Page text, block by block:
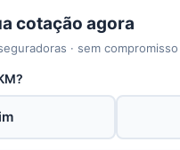
cotação agora
· sem compromisso